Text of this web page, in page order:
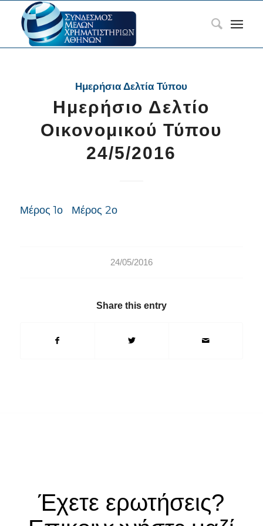
Ημερήσια Δελτία Τύπου
Ημερήσιο Δελτίο
Οικονομικού Τύπου
24/5/2016
Μέρος 1ο Μέρος 2ο
24/05/2016
Share this entry
Έχετε ερωτήσεις?